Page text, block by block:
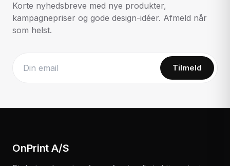
Korte nyhedsbreve med nye produkter,
kampagnepriser og gode design-idéer. Afmeld når
som helst.
Tilmeld
OnPrint A/S